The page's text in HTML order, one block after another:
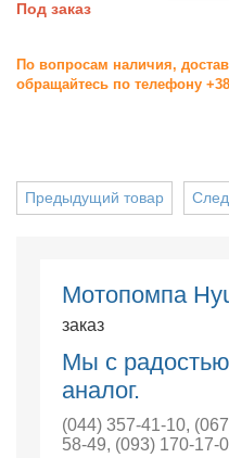
Под заказ
По вопросам наличия,
обращайтесь по телефону
Предыдущий товар
Мотопомпа
заказ
Мы с
аналог.
(044) 357-41-10,
58-49, (093) 170-17-